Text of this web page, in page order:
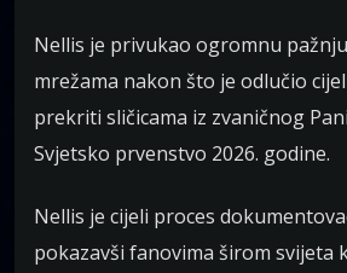
Nellis je privukao ogromnu
mrežama nakon što je odlučio
prekriti sličicama iz zvaničnog
Svjetsko prvenstvo 2026. godine.
Nellis je cijeli proces
pokazavši fanovima širom svijeta